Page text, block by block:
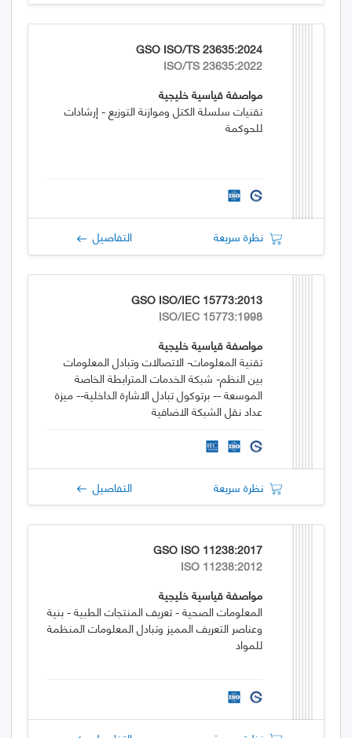
GSO ISO/TS 23635:2024
ISO/TS 23635:2022
مواصفة قياسية خليجية
تقنيات سلسلة الكتل وموازنة التوزيع - إرشادات
للحوكمة
نظرة سريعة التفاصيل
GSO ISO/IEC 15773:2013
ISO/IEC 15773:1998
مواصفة قياسية خليجية
تقنية المعلومات- الاتصالات وتبادل المعلومات
بين النظم- شبكة الخدمات المترابطة الخاصة
الموسعة -- برتوكول تبادل الاشارة الداخلية-- ميزة
عداد نقل الشبكة الاضافية
نظرة سريعة التفاصيل
GSO ISO 11238:2017
ISO 11238:2012
مواصفة قياسية خليجية
المعلومات الصحية - تعريف المنتجات الطبية - بنية
وعناصر التعريف المميز وتبادل المعلومات المنظمة
للمواد